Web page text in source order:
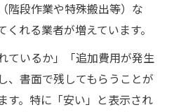
階段作業や特殊搬出等）な
れる業者が増えています。
ているか」「追加費用が発生
、書面で残してもらうことが
す。特に「安い」と表示され